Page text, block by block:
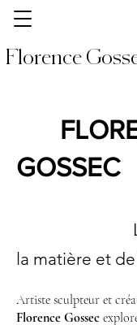
Florence
GOSSEC
la matière et
Artiste sculpteur et
Florence Gossec